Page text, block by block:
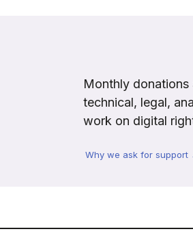
Monthly
technical, legal,
work on digital
Why we ask for support